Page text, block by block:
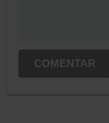
COMENTAR